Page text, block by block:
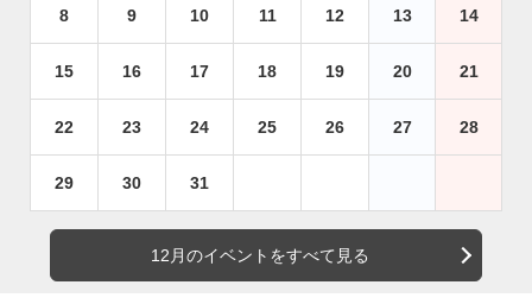
8 9 10 11 12 13 14
15 16 17 18 19 20 21
22 23 24 25 26 27 28
29 30 31
12月のイベントをすべて見る